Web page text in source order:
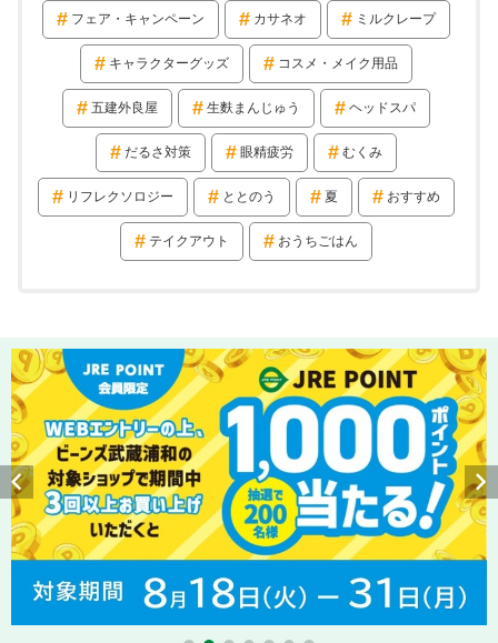
フェア・キャンペーン カサネオ ミルクレープ
キャラクターグッズ コスメ・メイク用品
五建外良屋 生麩まんじゅう ヘッドスパ
だるさ対策 眼精疲労 むくみ
リフレクソロジー ととのう 夏 おすすめ
テイクアウト おうちごはん